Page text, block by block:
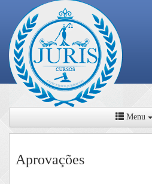
Menu
Aprovações